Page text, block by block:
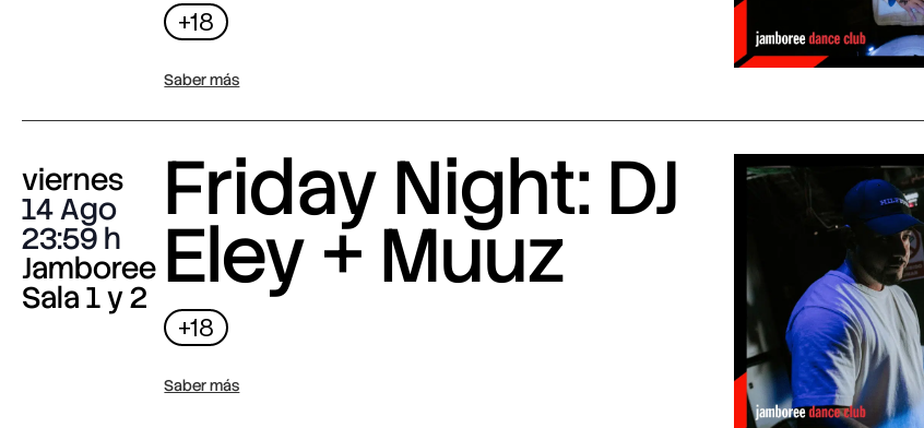
+18
Saber más
viernes
14 Ago
23:59
Jamboree
Sala 1 y 2
Friday Night: DJ
Eley + Muuz
+18
Saber más